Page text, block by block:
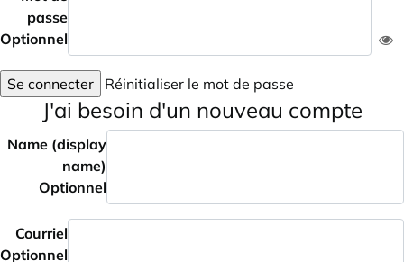
passe
Optionnel
Se connecter Réinitialiser le mot de passe
J'ai besoin d'un nouveau compte
Name (display
name)
Optionnel
Courriel
Optionnel